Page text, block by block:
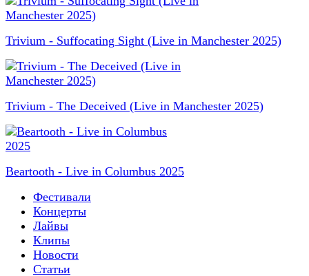
Trivium - Suffocating Sight (Live in Manchester 2025)
Trivium - The Deceived (Live in Manchester 2025)
Beartooth - Live in Columbus 2025
Фестивали
Концерты
Лайвы
Клипы
Новости
Статьи